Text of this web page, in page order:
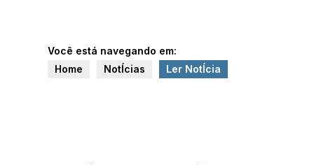
Você está navegando em:
Home
NotÍcias Ler NotÍcia